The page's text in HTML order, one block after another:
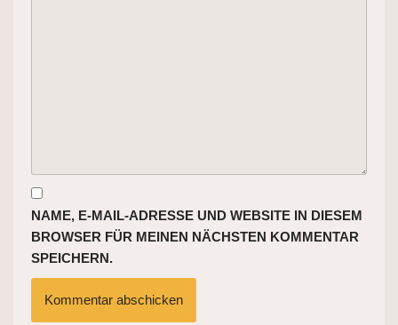
NAME, E-MAIL-ADRESSE UND WEBSITE IN DIESEM
BROWSER FÜR MEINEN NÄCHSTEN KOMMENTAR
SPEICHERN.